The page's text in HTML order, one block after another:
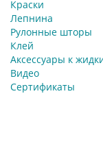
Краски
Лепнина
Рулонные шторы
Клей
Аксессуары к
Видео
Сертификаты